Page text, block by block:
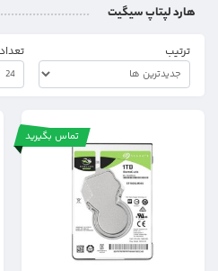
هارد لپتاپ سیگیت
ترتیب
تماس بگیرید